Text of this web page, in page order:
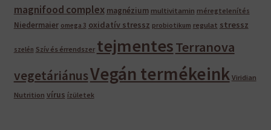
magnifood complex magnézium multivitamin méregtelenítés
Niedermaier omega 3 oxidatív stressz probiotikum regulat stressz
szelén Szív és érrendszer tejmentesTerranova
vegetáriánusVegán termékeink Viridian
Nutrition vírus ízületek